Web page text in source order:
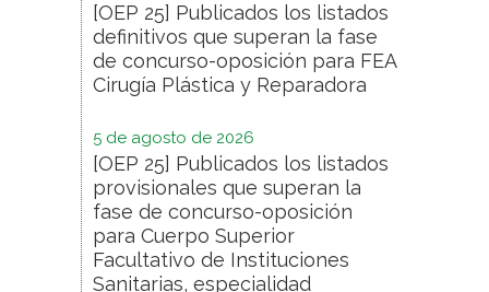
[OEP 25] Publicados los listados
definitivos que superan la fase
de concurso-oposición para FEA
Cirugía Plástica y Reparadora
5 de agosto de 2026
[OEP 25] Publicados los listados
provisionales que superan la
fase de concurso-oposición
para Cuerpo Superior
Facultativo de Instituciones
Sanitarias, especialidad